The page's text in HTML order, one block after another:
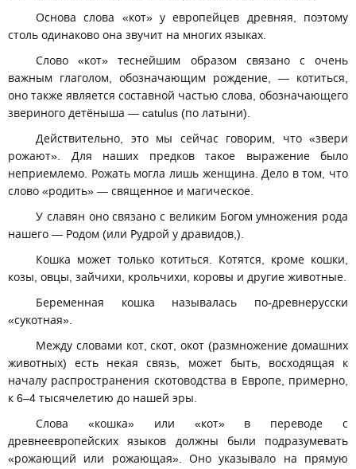
Основа слова «кот» у европейцев древняя, поэтому
столь одинаково она звучит на многих языках.
Слово «кот» теснейшим образом связано с очень
важным глаголом, обозначающим рождение, — котиться,
оно также является составной частью слова, обозначающего
звериного детёныша — catulus (по латыни).
Действительно, это мы сейчас говорим, что «звери
рожают». Для наших предков такое выражение было
неприемлемо. Рожать могла лишь женщина. Дело в том, что
слово «родить» — священное и магическое.
У славян оно связано с великим Богом умножения рода
нашего — Родом (или Рудрой у дравидов,).
Кошка может только котиться. Котятся, кроме кошки,
козы, овцы, зайчихи, крольчихи, коровы и другие животные.
Беременная кошка называлась по-древнерусски
«сукотная».
Между словами кот, скот, окот (размножение домашних
животных) есть некая связь, может быть, восходящая к
началу распространения скотоводства в Европе, примерно,
к 6–4 тысячелетию до нашей эры.
Слова «кошка» или «кот» в переводе с
древнеевропейских языков должны были подразумевать
«рожающий или рожающая». Оно указывало на прямую